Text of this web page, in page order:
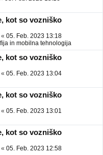
kot so vozniško
« 05. Feb. 2023 13:18
in mobilna tehnologija
kot so vozniško
« 05. Feb. 2023 13:04
kot so vozniško
« 05. Feb. 2023 13:01
kot so vozniško
« 05. Feb. 2023 12:58